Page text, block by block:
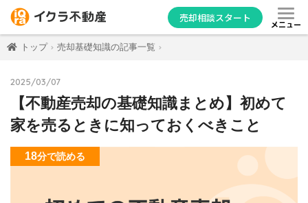
売却相談スタート
メニュー
トップ 売却基礎知識の記事一覧
2025/03/07
【不動産売却の基礎知識まとめ】初めて
家を売るときに知っておくべきこと
18分で読める